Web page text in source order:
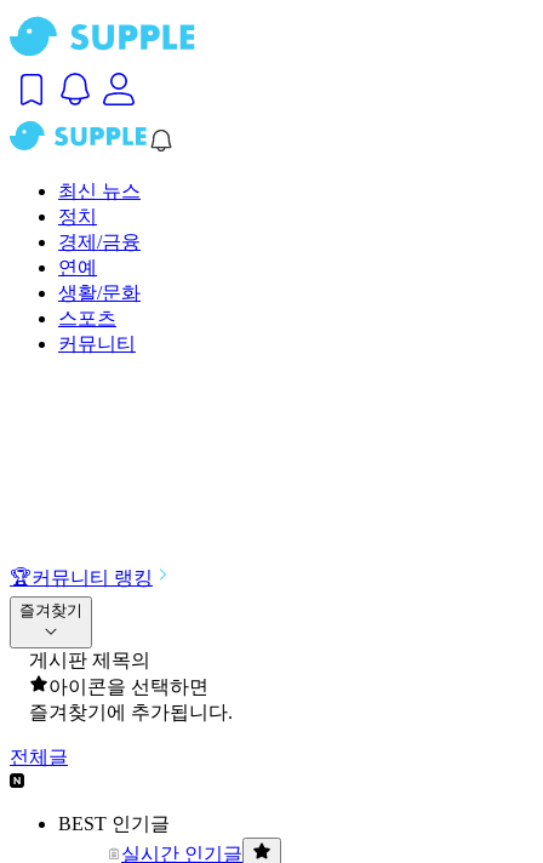
최신 뉴스
정치
경제/금융
연예
생활/문화
스포츠
커뮤니티
🏆커뮤니티 랭킹
즐겨찾기
게시판 제목의
아이콘을 선택하면
즐겨찾기에 추가됩니다.
전체글
BEST 인기글
실시간 인기글